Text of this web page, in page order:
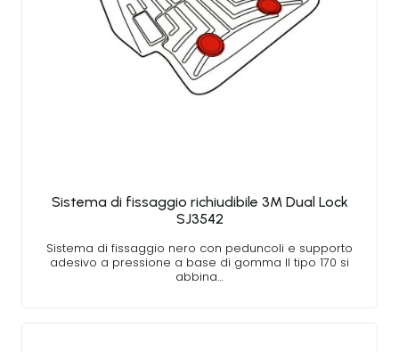
Sistema di fissaggio richiudibile 3M Dual Lock
SJ3542
Sistema di fissaggio nero con peduncoli e supporto
adesivo a pressione a base di gomma Il tipo 170 si
abbina…